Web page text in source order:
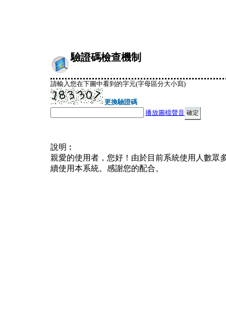
驗證碼檢查機制
請輸入您在下圖中看到的字元(字母區分大小寫)
更換驗證碼
播放圖檔聲音
說明︰
親愛的使用者，您好！由於目前系統使用人數眾
續使用本系統。感謝您的配合。